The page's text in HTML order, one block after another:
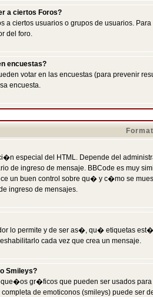
a ciertos Foros?
a ciertos usuarios o grupos de usuarios.
del foro.
encuestas?
votar en las encuestas (para prevenir
encuesta.
especial del HTML. Depende del
de ingreso de mensaje. BBCode es muy
un buen control sobre qu� y c�mo se
ingreso de mensajes.
lo permite y de ser as�, qu� etiquetas
cada vez que crea un mensaje.
Smileys?
gr�ficos que pueden ser usados
completa de emoticonos (smileys) puede